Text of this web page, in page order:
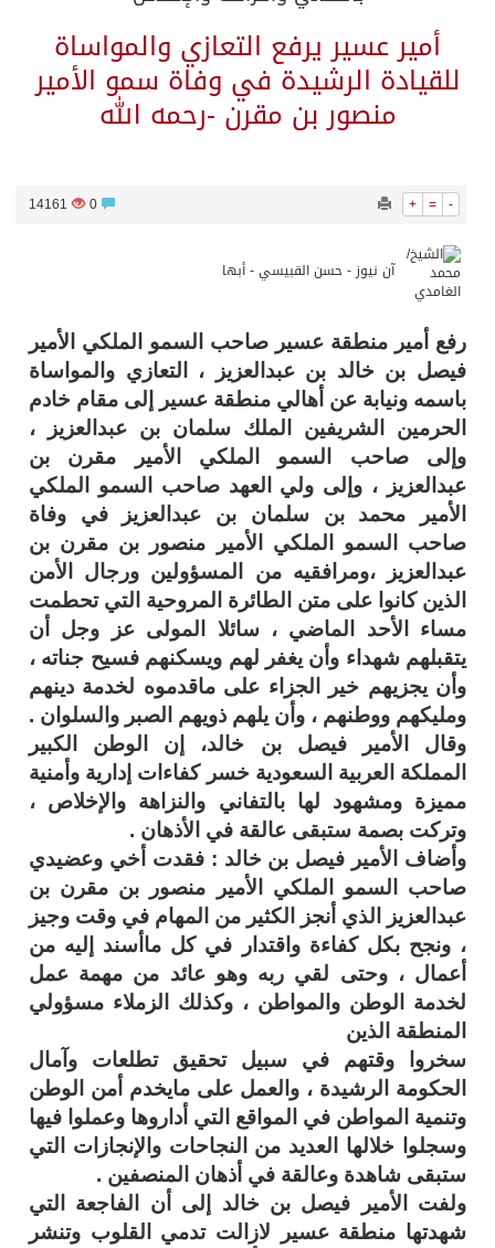
أمير عسير يرفع التعازي والمواساة
للقيادة الرشيدة في وفاة سمو الأمير
منصور بن مقرن -رحمه الله
+ = -
14161
آن نيوز - حسن القبيسي - أبها
رفع أمير منطقة عسير صاحب السمو الملكي الأمير
فيصل بن خالد بن عبدالعزيز ، التعازي والمواساة
باسمه ونيابة عن أهالي منطقة عسير إلى مقام خادم
الحرمين الشريفين الملك سلمان بن عبدالعزيز ،
وإلى صاحب السمو الملكي الأمير مقرن بن
عبدالعزيز ، وإلى ولي العهد صاحب السمو الملكي
الأمير محمد بن سلمان بن عبدالعزيز في وفاة
صاحب السمو الملكي الأمير منصور بن مقرن بن
عبدالعزيز ،ومرافقيه من المسؤولين ورجال الأمن
الذين كانوا على متن الطائرة المروحية التي تحطمت
مساء الأحد الماضي ، سائلا المولى عز وجل أن
يتقبلهم شهداء وأن يغفر لهم ويسكنهم فسيح جناته ،
وأن يجزيهم خير الجزاء على ماقدموه لخدمة دينهم
ومليكهم ووطنهم ، وأن يلهم ذويهم الصبر والسلوان .
وقال الأمير فيصل بن خالد، إن الوطن الكبير
المملكة العربية السعودية خسر كفاءات إدارية وأمنية
مميزة ومشهود لها بالتفاني والنزاهة والإخلاص ،
وتركت بصمة ستبقى عالقة في الأذهان .
وأضاف الأمير فيصل بن خالد : فقدت أخي وعضيدي
صاحب السمو الملكي الأمير منصور بن مقرن بن
عبدالعزيز الذي أنجز الكثير من المهام في وقت وجيز
، ونجح بكل كفاءة واقتدار في كل ماأسند إليه من
أعمال ، وحتى لقي ربه وهو عائد من مهمة عمل
لخدمة الوطن والمواطن ، وكذلك الزملاء مسؤولي
المنطقة الذين
سخروا وقتهم في سبيل تحقيق تطلعات وآمال
الحكومة الرشيدة ، والعمل على مايخدم أمن الوطن
وتنمية المواطن في المواقع التي أداروها وعملوا فيها
وسجلوا خلالها العديد من النجاحات والإنجازات التي
ستبقى شاهدة وعالقة في أذهان المنصفين .
ولفت الأمير فيصل بن خالد إلى أن الفاجعة التي
شهدتها منطقة عسير لازالت تدمي القلوب وتنشر